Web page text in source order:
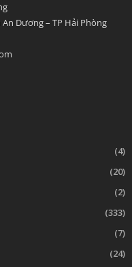
Dương – TP Hải Phòng
(4)
(20)
(2)
(333)
(7)
(24)